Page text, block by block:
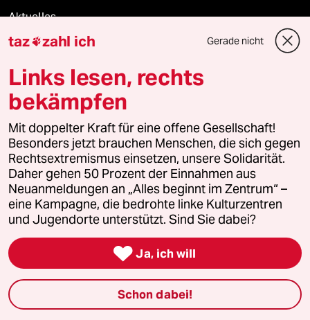
Aktuelles
Hausblog
Die Seitenwende
Presse
Unterstützen
abo
genossenschaft
taz zahl ich Gerade nicht
Links lesen, rechts
bekämpfen
Mit doppelter Kraft für eine offene Gesellschaft!
Besonders jetzt brauchen Menschen, die sich gegen
Rechtsextremismus einsetzen, unsere Solidarität.
Daher gehen 50 Prozent der Einnahmen aus
Neuanmeldungen an „Alles beginnt im Zentrum“ –
eine Kampagne, die bedrohte linke Kulturzentren
und Jugendorte unterstützt. Sind Sie dabei?
 Ja, ich will
Schon dabei!